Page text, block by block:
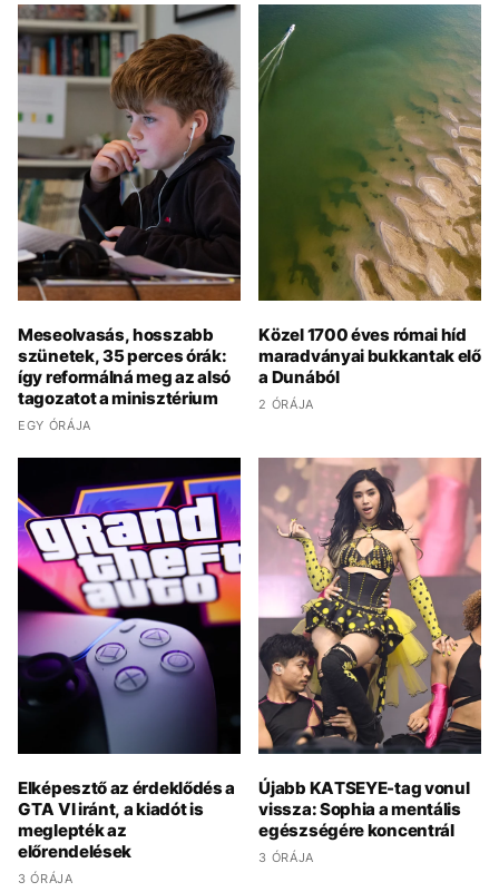
Meseolvasás, hosszabb
szünetek, 35 perces órák:
így reformálná meg az alsó
tagozatot a minisztérium
EGY ÓRÁJA
Közel 1700 éves római híd
maradványai bukkantak elő
a Dunából
2 ÓRÁJA
Elképesztő az érdeklődés a
GTA VI iránt, a kiadót is
meglepték az
előrendelések
3 ÓRÁJA
Újabb KATSEYE-tag vonul
vissza: Sophia a mentális
egészségére koncentrál
3 ÓRÁJA